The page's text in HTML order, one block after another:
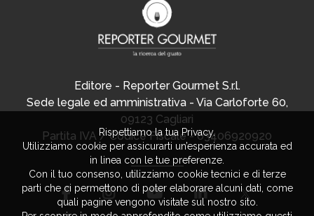
Editore - Reporter Gourmet S.r.l.
Sede legale ed amministrativa - Via Carloforte 60,
09123 Cagliari
Partita IVA / Codice Fiscale - 03406920920
Rispettiamo la tua Privacy.
Utilizziamo cookie per assicurarti un’esperienza accurata ed
in linea con le tue preferenze.
Con il tuo consenso, utilizziamo cookie tecnici e di terze
parti che ci permettono di poter elaborare alcuni dati, come
quali pagine vengono visitate sul nostro sito.